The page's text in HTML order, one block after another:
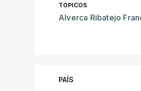
TÓPICOS
Alverca Ribatejo
PAÍS